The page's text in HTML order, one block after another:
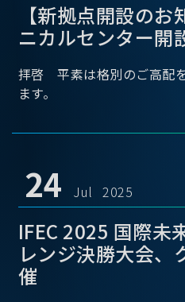
【新拠点開設の
ニカルセンター開
拝啓 平素は格別のご高配
ます。
24 Jul 2025
IFEC 2025 国際未
レンジ決勝大会、
催